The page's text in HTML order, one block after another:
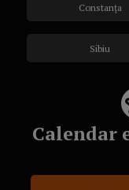
Constanța
Sibiu
Calendar